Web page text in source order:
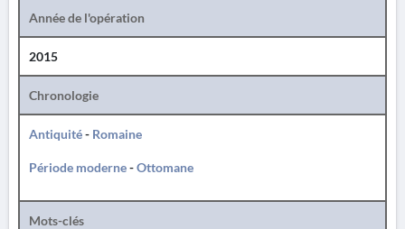
Année de l'opération
2015
Chronologie
Antiquité- Romaine
Période moderne-Ottomane
Mots-clés